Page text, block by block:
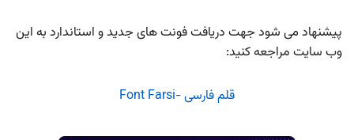
پیشنهاد می شود جهت دریافت فونت های جدید و استاندارد به این
وب سایت مراجعه کنید:
قلم فارسی -Font Farsi